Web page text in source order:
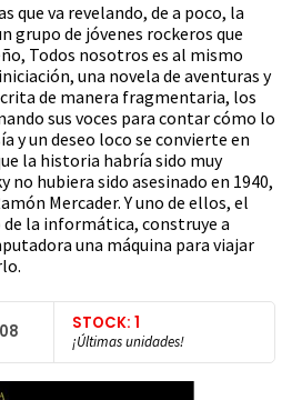
que va revelando, de a poco, la
grupo de jóvenes rockeros que
Todos nosotros es al mismo
una novela de aventuras y
de manera fragmentaria, los
sus voces para contar cómo lo
y un deseo loco se convierte en
la historia habría sido muy
hubiera sido asesinado en 1940,
Mercader. Y uno de ellos, el
de la informática, construye a
una máquina para viajar
STOCK: 1
¡Últimas unidades!